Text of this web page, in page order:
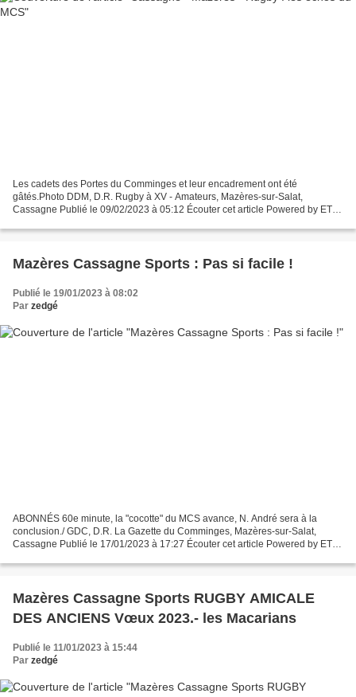
Les cadets des Portes du Comminges et leur encadrement ont été
gâtés.Photo DDM, D.R. Rugby à XV - Amateurs, Mazères-sur-Salat,
Cassagne Publié le 09/02/2023 à 05:12 Écouter cet article Powered by ETX
Mazères Cassagne Sports : Pas si facile !
Publié le 19/01/2023 à 08:02
Par zedgé
ABONNÉS 60e minute, la "cocotte" du MCS avance, N. André sera à la
conclusion./ GDC, D.R. La Gazette du Comminges, Mazères-sur-Salat,
Cassagne Publié le 17/01/2023 à 17:27 Écouter cet article Powered by ETX
Mazères Cassagne Sports RUGBY AMICALE
DES ANCIENS Vœux 2023.- les Macarians
Publié le 11/01/2023 à 15:44
Par zedgé